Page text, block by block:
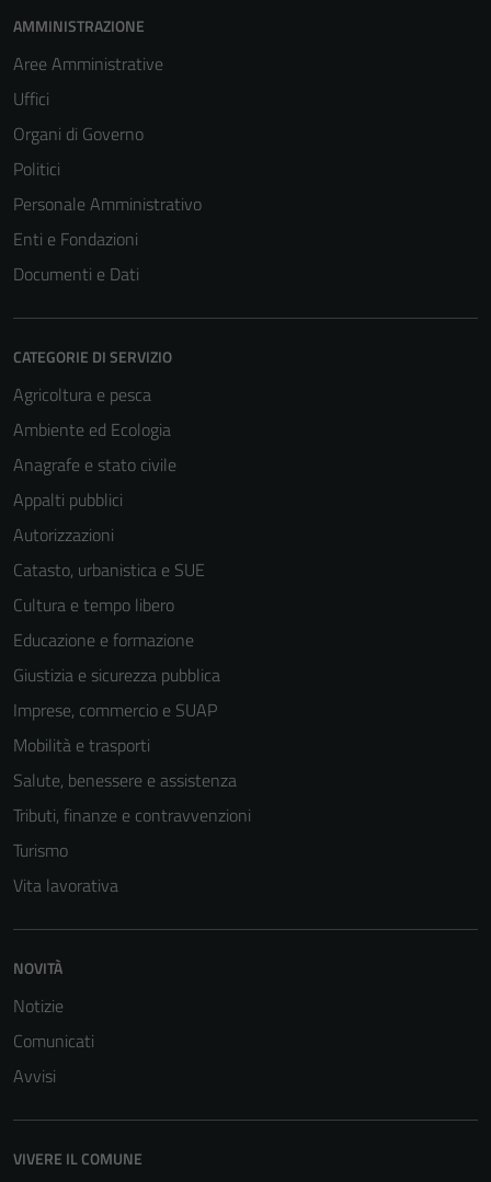
AMMINISTRAZIONE
Aree Amministrative
Uffici
Organi di Governo
Politici
Personale Amministrativo
Enti e Fondazioni
Documenti e Dati
CATEGORIE DI SERVIZIO
Agricoltura e pesca
Ambiente ed Ecologia
Anagrafe e stato civile
Appalti pubblici
Autorizzazioni
Catasto, urbanistica e SUE
Cultura e tempo libero
Educazione e formazione
Giustizia e sicurezza pubblica
Imprese, commercio e SUAP
Mobilità e trasporti
Salute, benessere e assistenza
Tributi, finanze e contravvenzioni
Turismo
Vita lavorativa
NOVITÀ
Notizie
Comunicati
Avvisi
VIVERE IL COMUNE